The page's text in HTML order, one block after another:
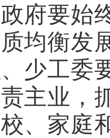
府要始
均衡发
少工委
主业，
、家庭